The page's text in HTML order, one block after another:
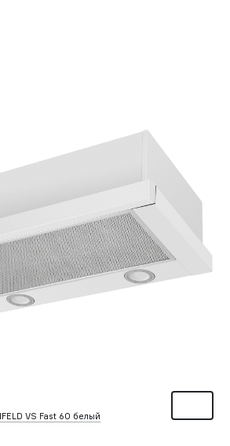
VS Fast 60 белый